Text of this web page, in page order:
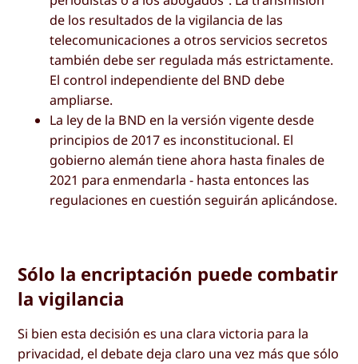
de los resultados de la vigilancia de las
telecomunicaciones a otros servicios secretos
también debe ser regulada más estrictamente.
El control independiente del BND debe
ampliarse.
La ley de la BND en la versión vigente desde
principios de 2017 es inconstitucional. El
gobierno alemán tiene ahora hasta finales de
2021 para enmendarla - hasta entonces las
regulaciones en cuestión seguirán aplicándose.
Sólo la encriptación puede combatir
la vigilancia
Si bien esta decisión es una clara victoria para la
privacidad, el debate deja claro una vez más que sólo